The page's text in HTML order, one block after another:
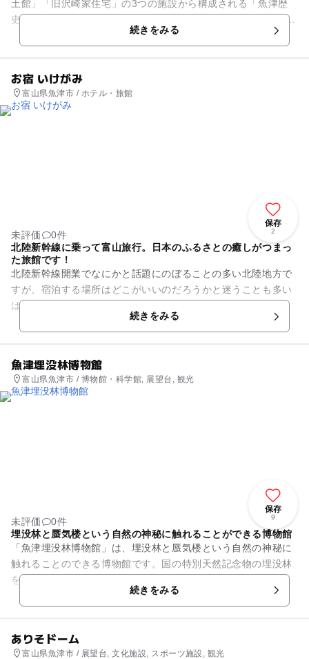
土館」「旧沢崎家住宅」の3つの施設から構成される「魚津歴
史民俗博物館」。 魚津市立歴史民俗資料館は県内最初に開館し
続きをみる
お宿 いけがみ
富山県魚津市 / ホテル・旅館
保存
2
未評価
0件
北陸新幹線に乗って富山旅行。日本のふるさとの癒しがつまっ
た旅館です！
北陸新幹線開業でなにかと話題にのぼることの多い北陸地方で
すが、宿泊する場所はどこがいいのだろうかと迷うことも多い
はずです。 こちらの旅館は、木造2階立てのこじんまりとした
旅館です。お部屋の数は...続きをみる
魚津埋没林博物館
富山県魚津市 / 博物館・科学館, 展望台, 観光
保存
9
未評価
0件
埋没林と蜃気楼という自然の神秘に触れることができる博物館
「魚津埋没林博物館」は、埋没林と蜃気楼という自然の神秘に
触れることのできる博物館です。国の特別天然記念物の埋没林
をその場で保存・展示し、通称「ねっこランド」とも呼ばれて
います。テーマ館1Fの展示...続きをみる
ありそドーム
富山県魚津市 / 展望台, 文化施設, スポーツ施設, 観光